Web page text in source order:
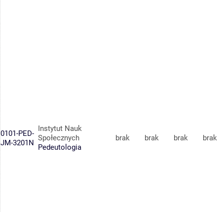
0101-PED-
JM-3201N
Instytut Nauk
Społecznych
Pedeutologia
brak brak brak brak